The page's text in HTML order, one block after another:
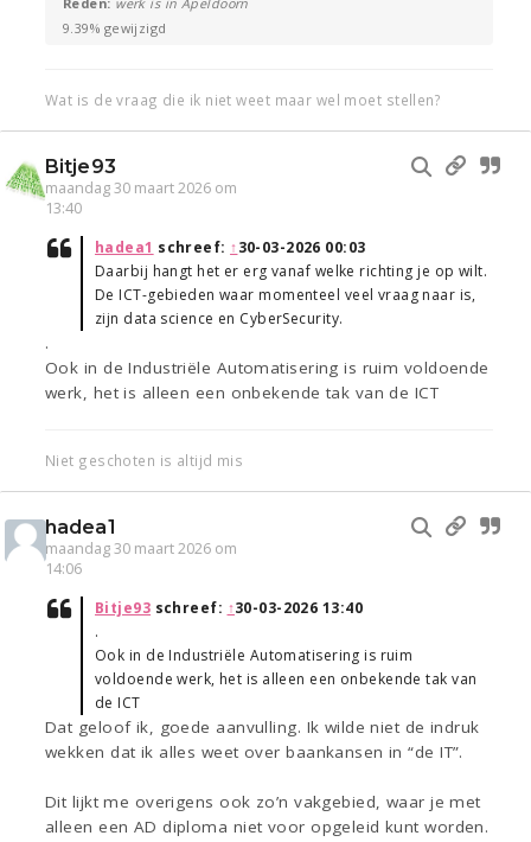
9.39% gewijzigd
Wat is de vraag die ik niet weet maar wel moet stellen?
Bitje93
maandag 30 maart 2026 om
13:40
hadea1 schreef: ↑30-03-2026 00:03
Daarbij hangt het er erg vanaf welke richting je op wilt.
De ICT-gebieden waar momenteel veel vraag naar is,
zijn data science en CyberSecurity.
.
Ook in de Industriële Automatisering is ruim voldoende
werk, het is alleen een onbekende tak van de ICT
Niet geschoten is altijd mis
hadea1
maandag 30 maart 2026 om
14:06
Bitje93 schreef: ↑30-03-2026 13:40
.
Ook in de Industriële Automatisering is ruim
voldoende werk, het is alleen een onbekende tak van
de ICT
Dat geloof ik, goede aanvulling. Ik wilde niet de indruk
wekken dat ik alles weet over baankansen in “de IT”.
Dit lijkt me overigens ook zo’n vakgebied, waar je met
alleen een AD diploma niet voor opgeleid kunt worden.